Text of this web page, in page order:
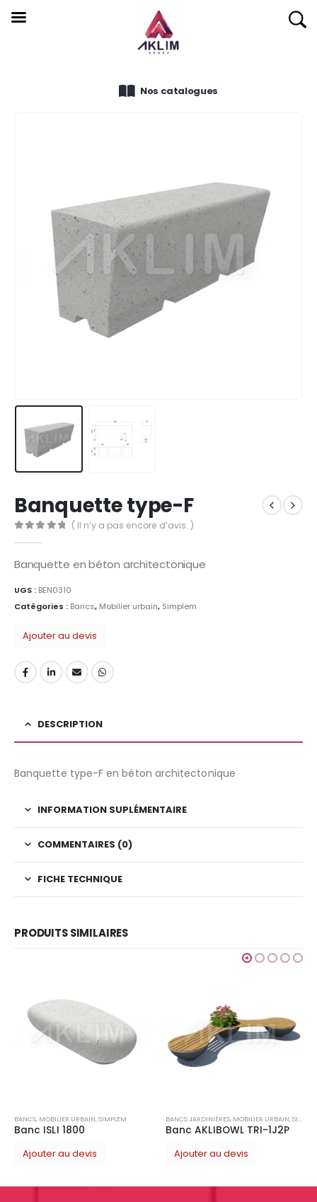
Nos catalogues
Banquette type-F
( Il n’y a pas encore d’avis. )
Banquette en béton architectonique
UGS : BEN0310
Catégories : Bancs, Mobilier urbain, Simplem
Ajouter au devis
DESCRIPTION
Banquette type-F en béton architectonique
INFORMATION SUPLÉMENTAIRE
COMMENTAIRES (0)
FICHE TECHNIQUE
PRODUITS SIMILAIRES
BANCS,MOBILIER URBAIN,SIMPLEM
Banc ISLI 1800
Ajouter au devis
BANCS JARDINIÈRES,MOBILIER URBAIN,SIMPLEM
Banc AKLIBOWL TRI-1J2P
Ajouter au devis